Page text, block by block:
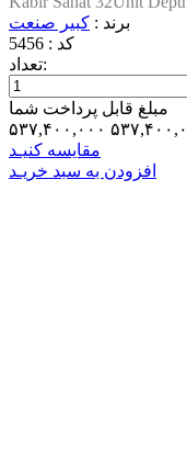
برند : کبیر صنعت
کد : 5456
تعداد:
مبلغ قابل پرداخت شما
مقایسه کنیـد
افزودن به سبد خریـد